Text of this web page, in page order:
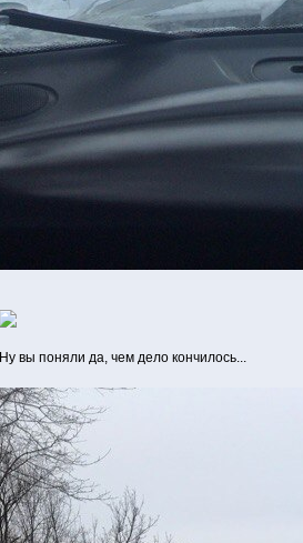
Ну вы поняли да, чем дело кончилось...